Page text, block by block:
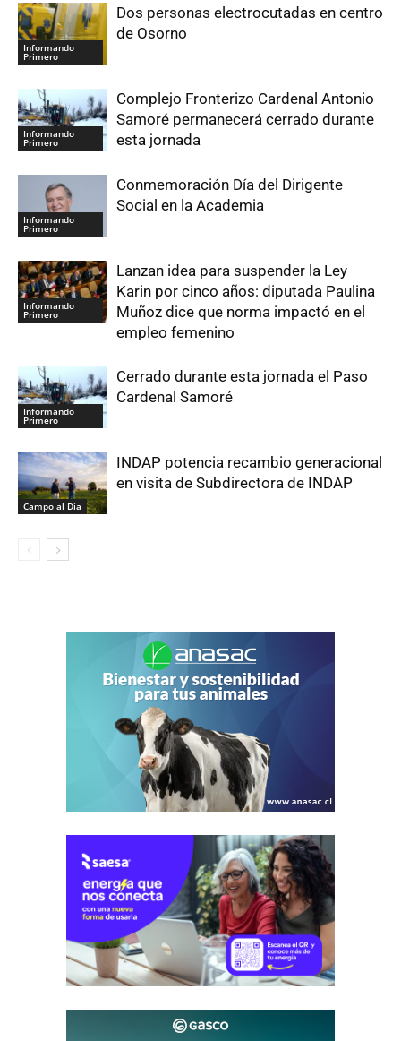
Informando
Primero
Dos personas electrocutadas en centro
de Osorno
Informando
Primero
Complejo Fronterizo Cardenal Antonio
Samoré permanecerá cerrado durante
esta jornada
Informando
Primero
Conmemoración Día del Dirigente
Social en la Academia
Informando
Primero
Lanzan idea para suspender la Ley
Karin por cinco años: diputada Paulina
Muñoz dice que norma impactó en el
empleo femenino
Informando
Primero
Cerrado durante esta jornada el Paso
Cardenal Samoré
Campo al Día
INDAP potencia recambio generacional
en visita de Subdirectora de INDAP